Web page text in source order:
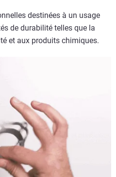
destinées à un usage
de durabilité telles que la
et aux produits chimiques.